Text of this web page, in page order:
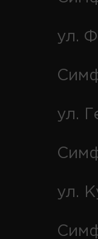
ул.
ул.
ул.